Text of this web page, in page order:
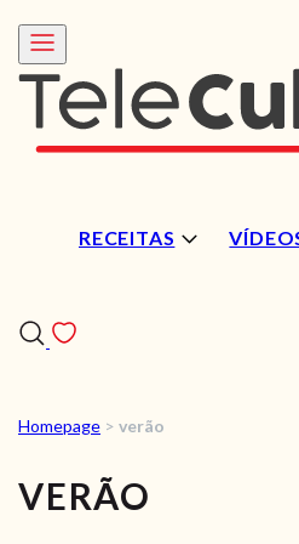
RECEITAS
Homepage > verão
VERÃO